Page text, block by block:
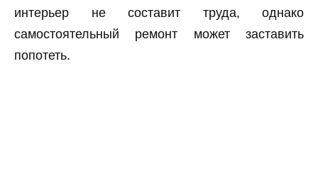
интерьер не составит труда, однако
самостоятельный ремонт может заставить
попотеть.